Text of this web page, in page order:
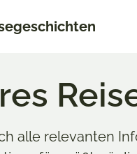
alle relevanten